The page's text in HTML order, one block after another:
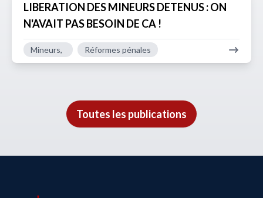
LIBERATION DES MINEURS DETENUS : ON
N'AVAIT PAS BESOIN DE CA !
Mineurs, Réformes pénales
Toutes les publications